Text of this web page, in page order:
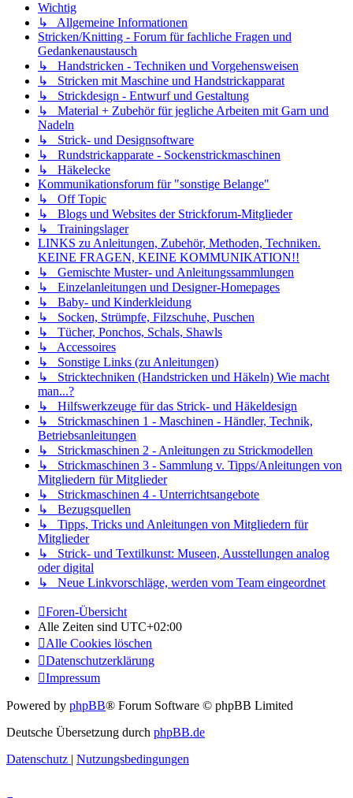
Wichtig
↳ Allgemeine Informationen
Stricken/Knitting - Forum für fachliche Fragen und
Gedankenaustausch
↳ Handstricken - Techniken und Vorgehensweisen
↳ Stricken mit Maschine und Handstrickapparat
↳ Strickdesign - Entwurf und Gestaltung
↳ Material + Zubehör für jegliche Arbeiten mit Garn und
Nadeln
↳ Strick- und Designsoftware
↳ Rundstrickapparate - Sockenstrickmaschinen
↳ Häkelecke
Kommunikationsforum für "sonstige Belange"
↳ Off Topic
↳ Blogs und Websites der Strickforum-Mitglieder
↳ Trainingslager
LINKS zu Anleitungen, Zubehör, Methoden, Techniken.
KEINE FRAGEN, KEINE KOMMUNIKATION!!
↳ Gemischte Muster- und Anleitungssammlungen
↳ Einzelanleitungen und Designer-Homepages
↳ Baby- und Kinderkleidung
↳ Socken, Strümpfe, Filzschuhe, Puschen
↳ Tücher, Ponchos, Schals, Shawls
↳ Accessoires
↳ Sonstige Links (zu Anleitungen)
↳ Stricktechniken (Handstricken und Häkeln) Wie macht
man...?
↳ Hilfswerkzeuge für das Strick- und Häkeldesign
↳ Strickmaschinen 1 - Maschinen - Händler, Technik,
Betriebsanleitungen
↳ Strickmaschinen 2 - Anleitungen zu Strickmodellen
↳ Strickmaschinen 3 - Sammlung v. Tipps/Anleitungen von
Mitgliedern für Mitglieder
↳ Strickmaschinen 4 - Unterrichtsangebote
↳ Bezugsquellen
↳ Tipps, Tricks und Anleitungen von Mitgliedern für
Mitglieder
↳ Strick- und Textilkunst: Museen, Ausstellungen analog
oder digital
↳ Neue Linkvorschläge, werden vom Team eingeordnet
Foren-Übersicht
Alle Zeiten sind UTC+02:00
Alle Cookies löschen
Datenschutzerklärung
Impressum
Powered by phpBB® Forum Software © phpBB Limited
Deutsche Übersetzung durch phpBB.de
Datenschutz
Nutzungsbedingungen